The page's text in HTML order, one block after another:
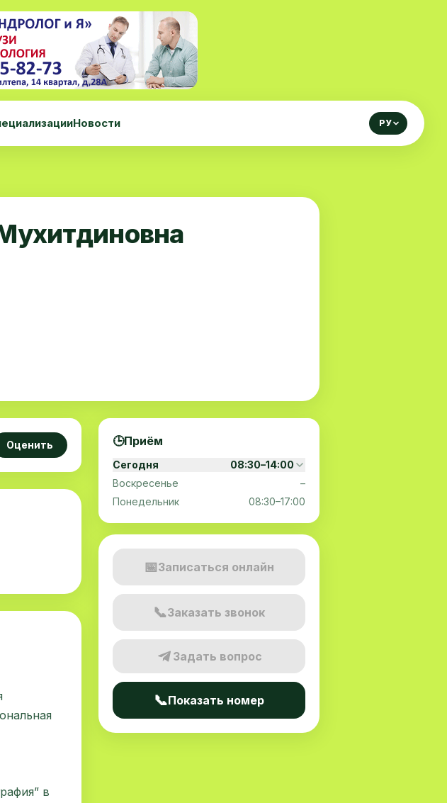
Новости РУ
Оценить
в
🕒Приём
Сегодня
08:30–14:00
Воскресенье
–
Понедельник
08:30–17:00
📅Записаться онлайн
📞Заказать звонок
Задать вопрос
📞Показать номер